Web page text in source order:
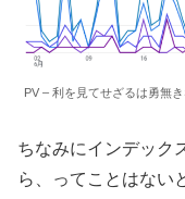
PV – 利を見てせざるは勇無き
ちなみにインデック
ら、ってことはない